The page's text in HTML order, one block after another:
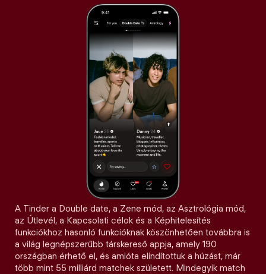
A Tinder a Double date, a Zene mód, az Asztrológia mód,
az Útlevél, a Kapcsolati célok és a Képhitelesítés
funkciókhoz hasonló funkcióknak köszönhetően továbbra is
a világ legnépszerűbb társkereső appja, amely 190
országban érhető el, és amióta elindítottuk a húzást, már
több mint 55 milliárd matchek született. Mindegyik match